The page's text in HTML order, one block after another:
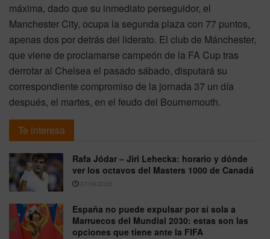
máxima, dado que su inmediato perseguidor, el
Manchester City, ocupa la segunda plaza con 77 puntos,
apenas dos por detrás del liderato. El club de Mánchester,
que viene de proclamarse campeón de la FA Cup tras
derrotar al Chelsea el pasado sábado, disputará su
correspondiente compromiso de la jornada 37 un día
después, el martes, en el feudo del Bournemouth.
Te interesa
Rafa Jódar – Jiri Lehecka: horario y dónde
ver los octavos del Masters 1000 de Canadá
07/08/2026
España no puede expulsar por sí sola a
Marruecos del Mundial 2030: estas son las
opciones que tiene ante la FIFA